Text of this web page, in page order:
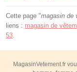
Cette page "magasin de
liens : magasin de
53
MagasinVetement.fr